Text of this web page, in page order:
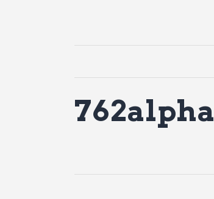
762alpha